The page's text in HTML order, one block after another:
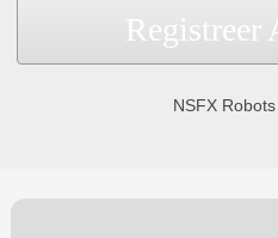
Registreer
NSFX